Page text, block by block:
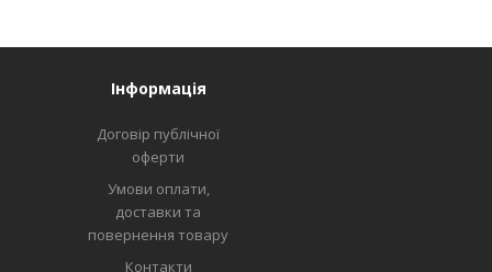
Інформація
Договір публічної
оферти
Умови оплати,
доставки та
повернення товару
Контакти